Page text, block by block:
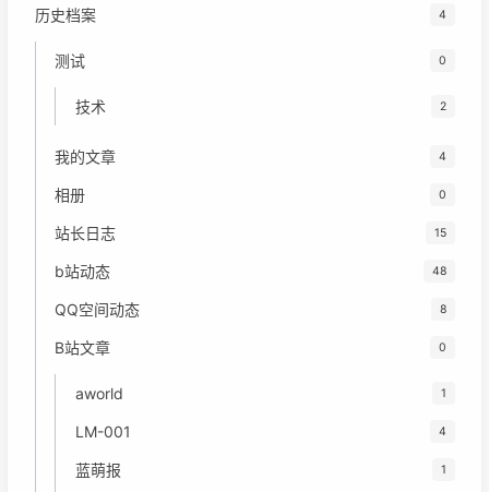
历史档案 4
测试 0
技术 2
我的文章 4
相册 0
站长日志 15
b站动态 48
QQ空间动态 8
B站文章 0
aworld 1
LM-001 4
蓝萌报 1